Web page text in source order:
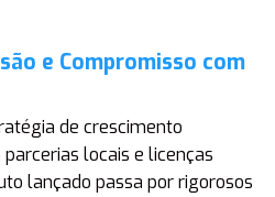
e Compromisso com
de crescimento
locais e licenças
lançado passa por rigorosos